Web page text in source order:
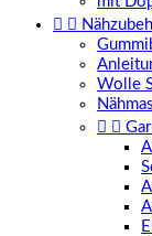
 
Wolle
 